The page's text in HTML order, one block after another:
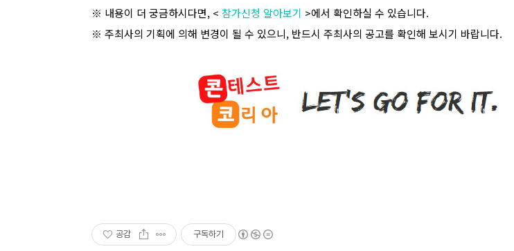
※ 내용이 더 궁금하시다면, < 참가신청 알아보기 >에서 확인하실 수 있습니다.
※ 주최사의 기획에 의해 변경이 될 수 있으니, 반드시 주최사의 공고를 확인해 보시기 바랍니다.
공감 구독하기